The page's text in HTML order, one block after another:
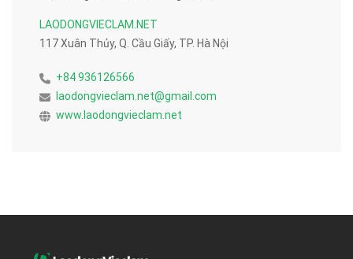
LAODONGVIECLAM.NET
117 Xuân Thủy, Q. Cầu Giấy, TP. Hà Nội
+84 936126566
laodongvieclam.net@gmail.com
www.laodongvieclam.net